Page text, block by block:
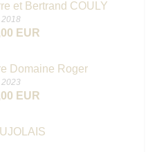
et Bertrand COULY
2018
EUR
Domaine Roger
2023
EUR